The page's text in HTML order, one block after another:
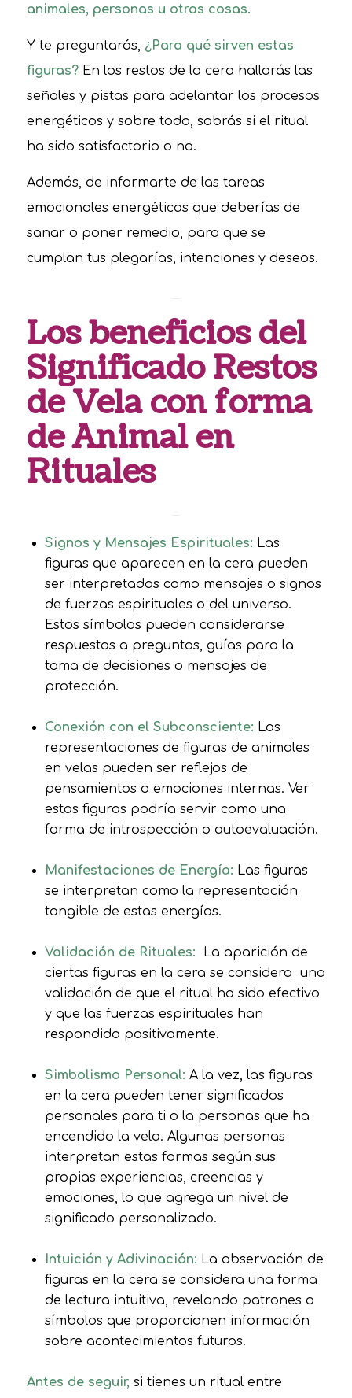
animales, personas u otras cosas.
Y te preguntarás, ¿Para qué sirven estas
figuras?En los restos de la cera hallarás las
señales y pistas para adelantar los procesos
energéticos y sobre todo, sabrás si el ritual
ha sido satisfactorio o no.
Además, de informarte de las tareas
emocionales energéticas que deberías de
sanar o poner remedio, para que se
cumplan tus plegarías, intenciones y deseos.
Los beneficios del
Significado Restos
de Vela con forma
de Animal en
Rituales
Signos y Mensajes Espirituales: Las
figuras que aparecen en la cera pueden
ser interpretadas como mensajes o signos
de fuerzas espirituales o del universo.
Estos símbolos pueden considerarse
respuestas a preguntas, guías para la
toma de decisiones o mensajes de
protección.
Conexión con el Subconsciente: Las
representaciones de figuras de animales
en velas pueden ser reflejos de
pensamientos o emociones internas. Ver
estas figuras podría servir como una
forma de introspección o autoevaluación.
Manifestaciones de Energía: Las figuras
se interpretan como la representación
tangible de estas energías.
Validación de Rituales: La aparición de
ciertas figuras en la cera se considera una
validación de que el ritual ha sido efectivo
y que las fuerzas espirituales han
respondido positivamente.
Simbolismo Personal: A la vez, las figuras
en la cera pueden tener significados
personales para ti o la personas que ha
encendido la vela. Algunas personas
interpretan estas formas según sus
propias experiencias, creencias y
emociones, lo que agrega un nivel de
significado personalizado.
Intuición y Adivinación: La observación de
figuras en la cera se considera una forma
de lectura intuitiva, revelando patrones o
símbolos que proporcionen información
sobre acontecimientos futuros.
Antes de seguir, si tienes un ritual entre